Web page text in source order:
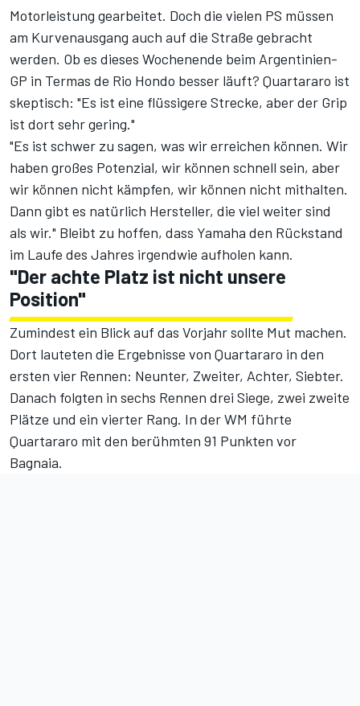
Motorleistung gearbeitet. Doch die vielen PS müssen
am Kurvenausgang auch auf die Straße gebracht
werden. Ob es dieses Wochenende beim Argentinien-
GP in Termas de Rio Hondo besser läuft? Quartararo ist
skeptisch: "Es ist eine flüssigere Strecke, aber der Grip
ist dort sehr gering."
"Es ist schwer zu sagen, was wir erreichen können. Wir
haben großes Potenzial, wir können schnell sein, aber
wir können nicht kämpfen, wir können nicht mithalten.
Dann gibt es natürlich Hersteller, die viel weiter sind
als wir." Bleibt zu hoffen, dass Yamaha den Rückstand
im Laufe des Jahres irgendwie aufholen kann.
"Der achte Platz ist nicht unsere
Position"
Zumindest ein Blick auf das Vorjahr sollte Mut machen.
Dort lauteten die Ergebnisse von Quartararo in den
ersten vier Rennen: Neunter, Zweiter, Achter, Siebter.
Danach folgten in sechs Rennen drei Siege, zwei zweite
Plätze und ein vierter Rang. In der WM führte
Quartararo mit den berühmten 91 Punkten vor
Bagnaia.